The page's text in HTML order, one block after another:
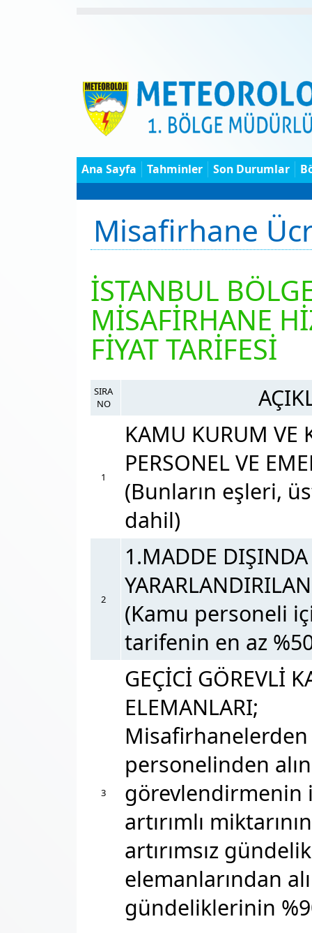
Ana Sayfa Tahminler Son Durumlar
Misafirhane
İSTANBUL
MİSAFİRHANE
FİYAT TARİFESİ
SIRA
NO
1
KAMU KURUM VE
PERSONEL VE
(Bunların eşleri,
dahil)
2
1.MADDE DIŞINDA
(Kamu personeli
tarifenin en az
3
GEÇİCİ GÖREVLİ
ELEMANLARI;
personelinden
görevlendirmenin
artırımlı
artırımsız
elemanlarından
gündeliklerinin